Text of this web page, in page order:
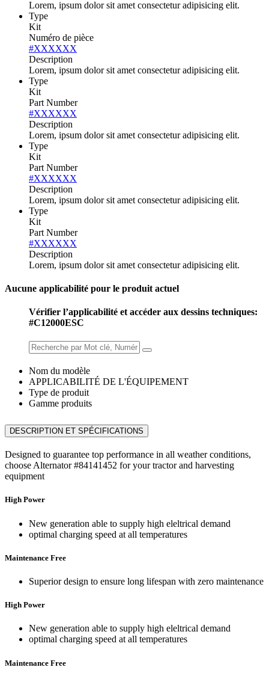
Lorem, ipsum dolor sit amet consectetur adipisicing elit.
Type
Kit
Numéro de pièce
#XXXXXX
Description
Lorem, ipsum dolor sit amet consectetur adipisicing elit.
Type
Kit
Part Number
#XXXXXX
Description
Lorem, ipsum dolor sit amet consectetur adipisicing elit.
Type
Kit
Part Number
#XXXXXX
Description
Lorem, ipsum dolor sit amet consectetur adipisicing elit.
Type
Kit
Part Number
#XXXXXX
Description
Lorem, ipsum dolor sit amet consectetur adipisicing elit.
Aucune applicabilité pour le produit actuel
Vérifier l’applicabilité et accéder aux dessins techniques:
#C12000ESC
Nom du modèle
APPLICABILITÉ DE L'ÉQUIPEMENT
Type de produit
Gamme produits
DESCRIPTION ET SPÉCIFICATIONS
Designed to guarantee top performance in all weather conditions,
choose Alternator #84141452 for your tractor and harvesting
equipment
High Power
New generation able to supply high eleltrical demand
optimal charging speed at all temperatures
Maintenance Free
Superior design to ensure long lifespan with zero maintenance
High Power
New generation able to supply high eleltrical demand
optimal charging speed at all temperatures
Maintenance Free